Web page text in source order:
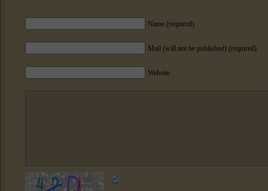
Name (required)
Mail (will not be published) (required)
Website